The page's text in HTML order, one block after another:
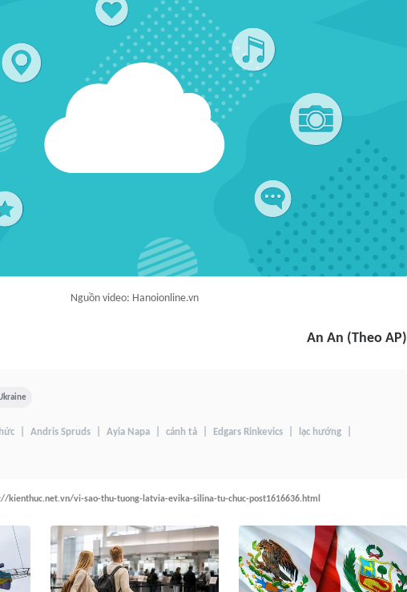
Nguồn video: Hanoionline.vn
An An (Theo AP)
Andris Spruds Ayia Napa cánh tả Edgars Rinkevics lạc hướng
kienthuc.net.vn/vi-sao-thu-tuong-latvia-evika-silina-tu-chuc-post1616636.html